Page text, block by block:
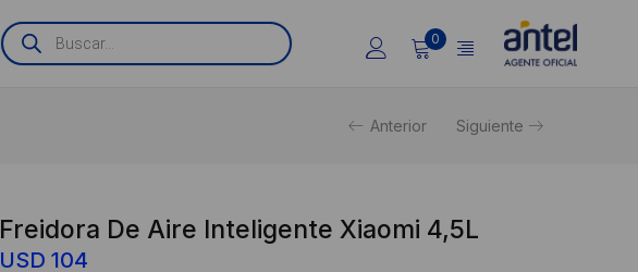
Búsqueda
de
productos
0
Anterior Siguiente
Freidora De Aire Inteligente Xiaomi 4,5L
USD 104